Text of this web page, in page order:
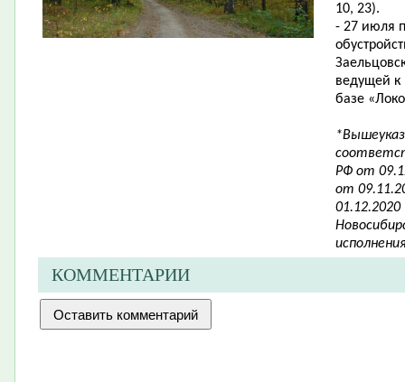
10, 23).
- 27 июля
ведущей к
базе
РФ от
от
КОММЕНТАРИИ